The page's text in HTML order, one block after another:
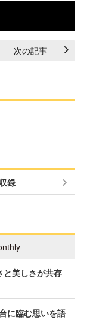
次の記事
録
美しさが共存
に臨む思いを語